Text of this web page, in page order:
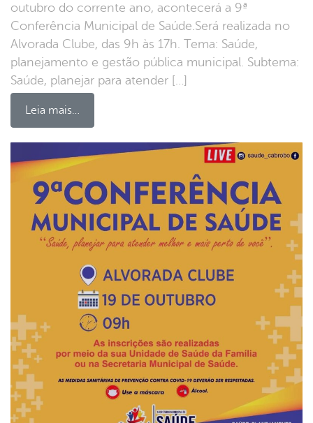
outubro do corrente ano, acontecerá a 9ª
Conferência Municipal de Saúde.Será realizada no
Alvorada Clube, das 9h às 17h. Tema: Saúde,
planejamento e gestão pública municipal. Subtema:
Saúde, planejar para atender […]
Leia mais…